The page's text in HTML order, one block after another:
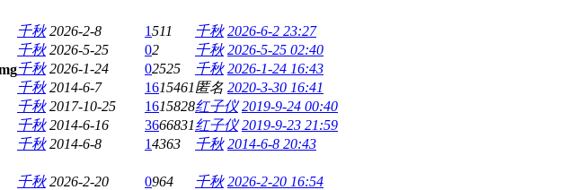
千秋 2026-2-8 1511 千秋 2026-6-2 23:27
千秋 2026-5-25 02 千秋 2026-5-25 02:40
千秋 2026-1-24 02525 千秋 2026-1-24 16:43
千秋 2014-6-7 1615461匿名 2020-3-30 16:41
千秋 2017-10-25 1615828红子仪 2019-9-24 00:40
千秋 2014-6-16 3666831红子仪 2019-9-23 21:59
千秋 2014-6-8 14363 千秋 2014-6-8 20:43
千秋 2026-2-20 0964 千秋 2026-2-20 16:54